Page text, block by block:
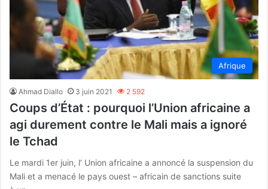
Afrique
Ahmad Diallo 3 juin 2021 2 592
Coups d’État : pourquoi l’Union africaine a
agi durement contre le Mali mais a ignoré
le Tchad
Le mardi 1er juin, l’ Union africaine a annoncé la suspension du
Mali et a menacé le pays ouest – africain de sanctions suite